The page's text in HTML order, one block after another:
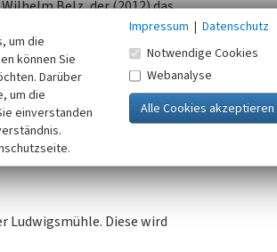
Belz, der (2012) das
später von einem
einem Weiher
Gegen Ende des
auf. Ab Mitte der 1960er
Trocknungsanlage kann
1974 sind drei
Ludwigsmühle. Diese wird
um die
können Sie
Darüber
um die
einverstanden
Impressum | Datenschutz
Notwendige Cookies
Webanalyse